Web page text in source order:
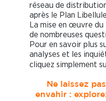
réseau de
après le Plan
La mise en œuvre
de nombreuses
Pour en savoir plus
analyses et les
cliquez simplement
Ne laissez
envahir :